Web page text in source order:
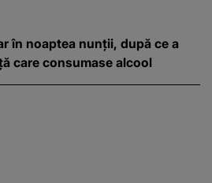
în noaptea nunții, după ce a
care consumase alcool